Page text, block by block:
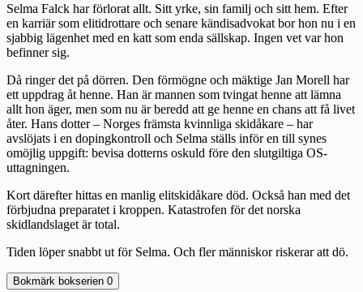
Selma Falck har förlorat allt. Sitt yrke, sin familj och sitt hem. Efter
en karriär som elitidrottare och senare kändisadvokat bor hon nu i en
sjabbig lägenhet med en katt som enda sällskap. Ingen vet var hon
befinner sig.
Då ringer det på dörren. Den förmögne och mäktige Jan Morell har
ett uppdrag åt henne. Han är mannen som tvingat henne att lämna
allt hon äger, men som nu är beredd att ge henne en chans att få livet
åter. Hans dotter – Norges främsta kvinnliga skidåkare – har
avslöjats i en dopingkontroll och Selma ställs inför en till synes
omöjlig uppgift: bevisa dotterns oskuld före den slutgiltiga OS-
uttagningen.
Kort därefter hittas en manlig elitskidåkare död. Också han med det
förbjudna preparatet i kroppen. Katastrofen för det norska
skidlandslaget är total.
Tiden löper snabbt ut för Selma. Och fler människor riskerar att dö.
Bokmärk bokserien 0